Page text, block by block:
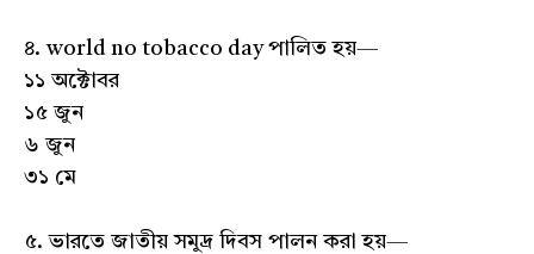
৪. world no tobacco day পালিত হয়—
১১ অক্টোবর
১৫ জুন
৬ জুন
৩১ মে
৫. ভারতে জাতীয় সমুদ্র দিবস পালন করা হয়—